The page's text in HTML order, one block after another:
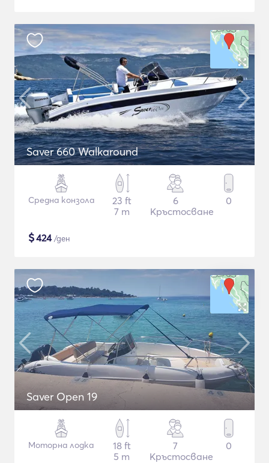
Saver 660 Walkaround
Средна конзола
23 ft
7 m
6
Кръстосване
0
$424/ден
Saver Open 19
Моторна лодка
18 ft
5 m
7
Кръстосване
0